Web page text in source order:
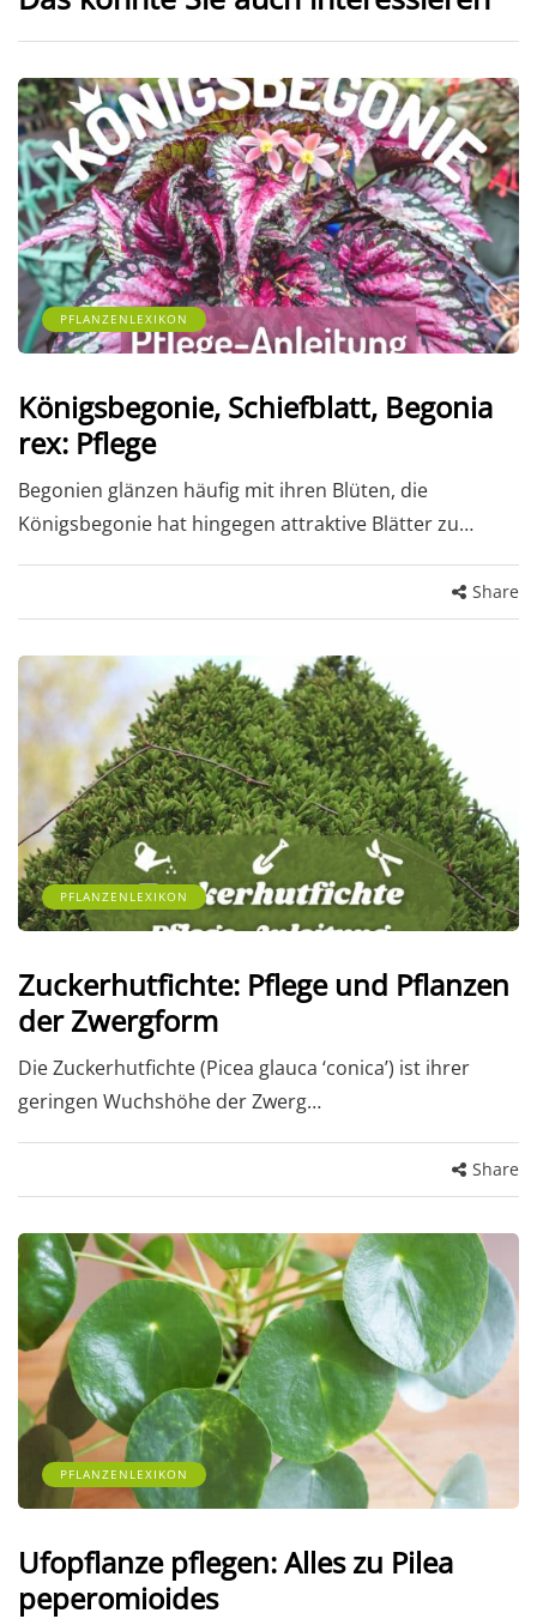
PFLANZENLEXIKON
Königsbegonie, Schiefblatt, Begonia
rex: Pflege
Begonien glänzen häufig mit ihren Blüten, die
Königsbegonie hat hingegen attraktive Blätter zu…
Share
PFLANZENLEXIKON
Zuckerhutfichte: Pflege und Pflanzen
der Zwergform
Die Zuckerhutfichte (Picea glauca ‘conica’) ist ihrer
geringen Wuchshöhe der Zwerg…
Share
PFLANZENLEXIKON
Ufopflanze pflegen: Alles zu Pilea
peperomioides